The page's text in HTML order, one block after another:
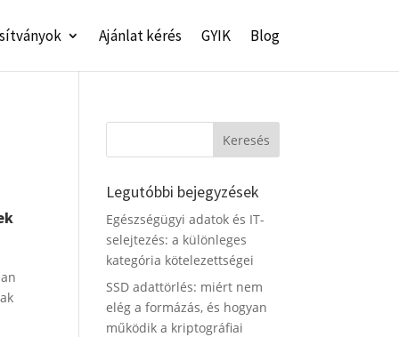
Ajánlat kérés GYIK Blog
Legutóbbi bejegyzések
Egészségügyi adatok és IT-
selejtezés: a különleges
kategória kötelezettségei
SSD adattörlés: miért nem
elég a formázás, és hogyan
működik a kriptográfiai